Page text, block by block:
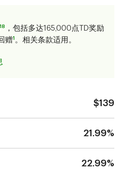
18
，包括多达165,000点TD奖励
赠1 。相关条款适用。
$139
21.99%
22.99%